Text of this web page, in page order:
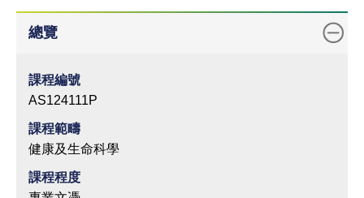
總覽
課程編號
AS124111P
課程範疇
健康及生命科學
課程程度